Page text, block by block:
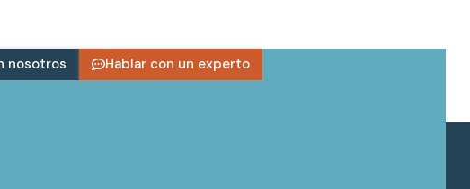
nosotros Hablar con un experto